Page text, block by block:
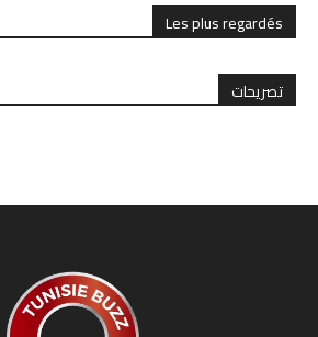
Les plus regardés
تصريحات